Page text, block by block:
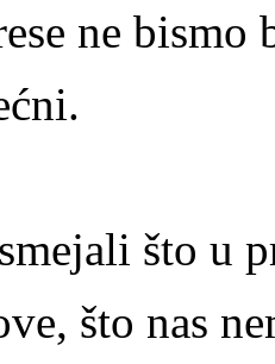
ne bismo
što u
što nas